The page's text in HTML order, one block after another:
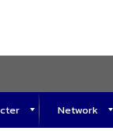
Network